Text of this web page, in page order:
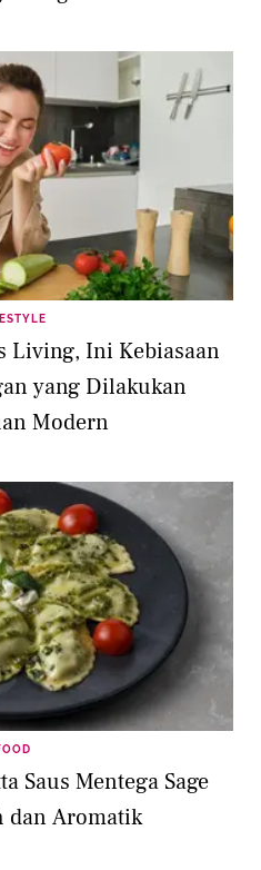
Living, Ini Kebiasaan
yang Dilakukan
Modern
Saus Mentega Sage
dan Aromatik